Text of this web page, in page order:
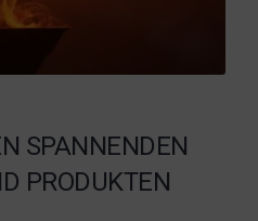
SPANNENDEN
PRODUKTEN